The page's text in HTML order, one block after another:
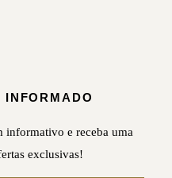
informativo e receba uma
exclusivas!